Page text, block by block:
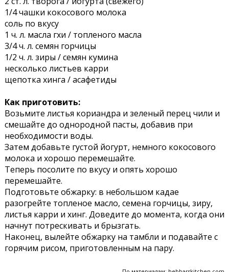
1/4 чашки кокосового молока
соль по вкусу
1 ч. л. масла гхи / топленого масла
3/4 ч. л. семян горчицы
1/2 ч. л. зиры / семян кумина
несколько листьев карри
щепотка хинга / асафетиды
Как приготовить:
Возьмите листья кориандра и зеленый перец чили и
смешайте до однородной пасты, добавив при
необходимости воды.
Затем добавьте густой йогурт, немного кокосового
молока и хорошо перемешайте.
Теперь посолите по вкусу и опять хорошо
перемешайте.
Подготовьте обжарку: в небольшом кадае
разогрейте топленое масло, семена горчицы, зиру,
листья карри и хинг. Доведите до момента, когда они
начнут потрескивать и брызгать.
Наконец, вылейте обжарку на тамбли и подавайте с
горячим рисом, приготовленным на пару.